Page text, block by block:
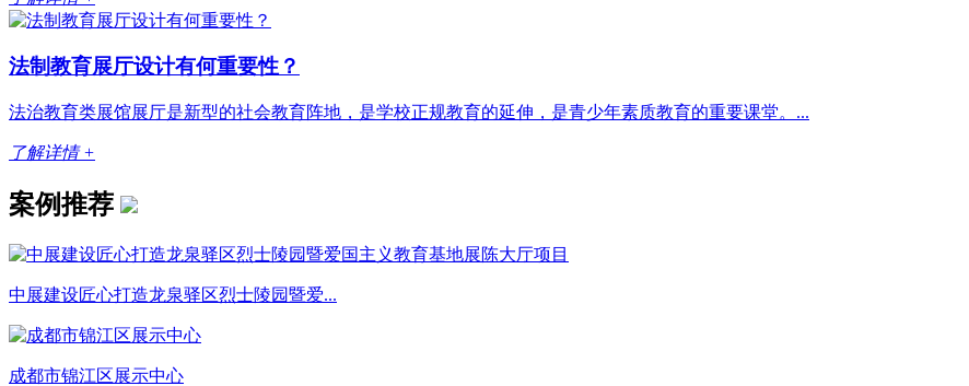
法制教育展厅设计有何重要性？
法治教育类展馆展厅是新型的社会教育阵地，是学校正规教育的延伸，是青少年素质教育的重要课堂。...
了解详情 +
案例推荐
中展建设匠心打造龙泉驿区烈士陵园暨爱...
成都市锦江区展示中心